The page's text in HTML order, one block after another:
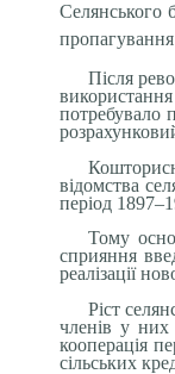
Селянського
пропагування
Після
потребувало
відомства
період
Тому
сприяння
реалізації
Ріст
членів у них
кооперація
сільських